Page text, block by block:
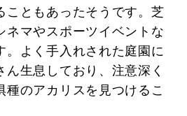
こともあったそうです。芝
ネマやスポーツイベントな
。よく手入れされた庭園に
ん生息しており、注意深く
種のアカリスを見つけるこ